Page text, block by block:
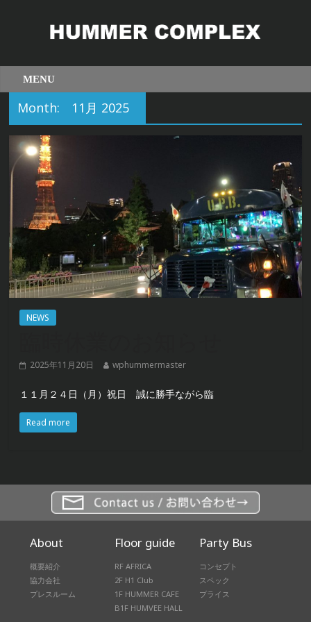
Month: 11月 2025
NEWS
2025年11月20日 wphummermaster
１１月２４日（月）祝日 誠に勝手ながら臨
Read more
About
概要紹介
協力会社
プレスルーム
Floor guide
RF AFRICA
2F H1 Club
1F HUMMER CAFE
B1F HUMVEE HALL
Party Bus
コンセプト
スペック
プライス